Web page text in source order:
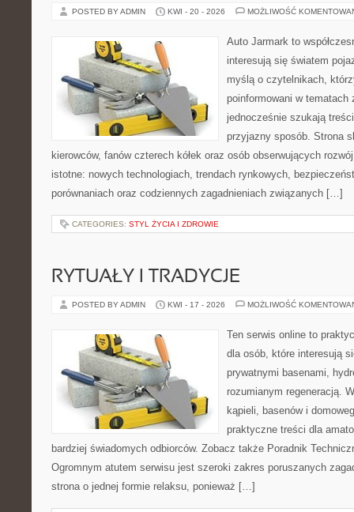
POSTED BY ADMIN KWI - 20 - 2026 MOŻLIWOŚĆ
Auto Jarmark to
interesują się światem
myślą o czytelnikach,
poinformowani w
jednocześnie szukają
przyjazny sposób. Strona
kierowców, fanów czterech kółek oraz osób obserwujących
istotne: nowych technologiach, trendach rynkowych,
porównaniach oraz codziennych zagadnieniach związanych […]
CATEGORIES: STYL ŻYCIA I ZDROWIE
RYTUAŁY I TRADYCJE
POSTED BY ADMIN KWI - 17 - 2026 MOŻLIWOŚĆ
Ten serwis online to
dla osób, które interesują
prywatnymi basenami,
rozumianym regeneracją.
kąpieli, basenów i
praktyczne treści dla
bardziej świadomych odbiorców. Zobacz także Poradnik
Ogromnym atutem serwisu jest szeroki zakres poruszanych
strona o jednej formie relaksu, ponieważ […]